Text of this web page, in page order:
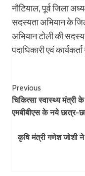
नौटियाल, पूर्व जिला
सदस्यता अभियान के
अभियान टोली की
पदाधिकारी एवं
Post
Navigation
Previous
चिकित्सा स्वास्थ्य मंत्री
एमबीबीएस के नये छात्र-
कृषि मंत्री गणेश जोशी ने